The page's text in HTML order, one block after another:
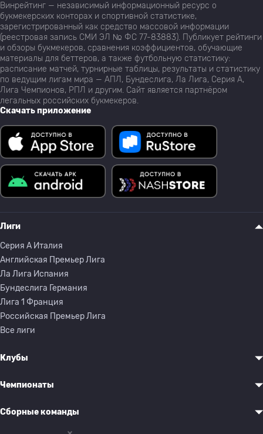
Винрейтинг — независимый информационный ресурс о
букмекерских конторах и спортивной статистике,
зарегистрированный как средство массовой информации
(реестровая запись СМИ ЭЛ № ФС 77-83883). Публикует рейтинги
и обзоры букмекеров, сравнения коэффициентов, обучающие
материалы для беттеров, а также футбольную статистику:
расписание матчей, турнирные таблицы, результаты и статистику
по ведущим лигам мира — АПЛ, Бундеслига, Ла Лига, Серия А,
Лига Чемпионов, РПЛ и другим. Сайт является партнёром
легальных российских букмекеров.
Скачать приложение
Лиги
Серия A Италия
Английская Премьер Лига
Ла Лига Испания
Бундеслига Германия
Лига 1 Франция
Российская Премьер Лига
Все лиги
Клубы
Чемпионаты
Сборные команды